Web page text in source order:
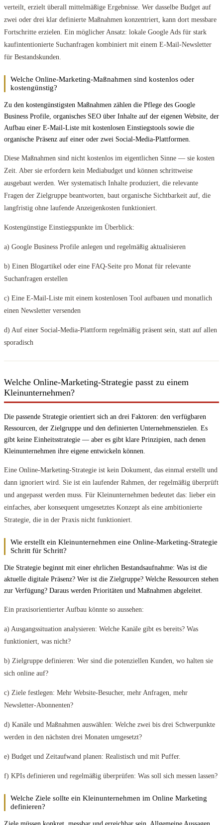
verteilt, erzielt überall mittelmäßige Ergebnisse. Wer dasselbe Budget auf
zwei oder drei klar definierte Maßnahmen konzentriert, kann dort messbare
Fortschritte erzielen. Ein möglicher Ansatz: lokale Google Ads für stark
kaufintentionierte Suchanfragen kombiniert mit einem E-Mail-Newsletter
für Bestandskunden.
Welche Online-Marketing-Maßnahmen sind kostenlos oder
kostengünstig?
Zu den kostengünstigsten Maßnahmen zählen die Pflege des Google
Business Profile, organisches SEO über Inhalte auf der eigenen Website, der
Aufbau einer E-Mail-Liste mit kostenlosen Einstiegstools sowie die
organische Präsenz auf einer oder zwei Social-Media-Plattformen.
Diese Maßnahmen sind nicht kostenlos im eigentlichen Sinne — sie kosten
Zeit. Aber sie erfordern kein Mediabudget und können schrittweise
ausgebaut werden. Wer systematisch Inhalte produziert, die relevante
Fragen der Zielgruppe beantworten, baut organische Sichtbarkeit auf, die
langfristig ohne laufende Anzeigenkosten funktioniert.
Kostengünstige Einstiegspunkte im Überblick:
a) Google Business Profile anlegen und regelmäßig aktualisieren
b) Einen Blogartikel oder eine FAQ-Seite pro Monat für relevante
Suchanfragen erstellen
c) Eine E-Mail-Liste mit einem kostenlosen Tool aufbauen und monatlich
einen Newsletter versenden
d) Auf einer Social-Media-Plattform regelmäßig präsent sein, statt auf allen
sporadisch
Welche Online-Marketing-Strategie passt zu einem
Kleinunternehmen?
Die passende Strategie orientiert sich an drei Faktoren: den verfügbaren
Ressourcen, der Zielgruppe und den definierten Unternehmenszielen. Es
gibt keine Einheitsstrategie — aber es gibt klare Prinzipien, nach denen
Kleinunternehmen ihre eigene entwickeln können.
Eine Online-Marketing-Strategie ist kein Dokument, das einmal erstellt und
dann ignoriert wird. Sie ist ein laufender Rahmen, der regelmäßig überprüft
und angepasst werden muss. Für Kleinunternehmen bedeutet das: lieber ein
einfaches, aber konsequent umgesetztes Konzept als eine ambitionierte
Strategie, die in der Praxis nicht funktioniert.
Wie erstellt ein Kleinunternehmen eine Online-Marketing-Strategie
Schritt für Schritt?
Die Strategie beginnt mit einer ehrlichen Bestandsaufnahme: Was ist die
aktuelle digitale Präsenz? Wer ist die Zielgruppe? Welche Ressourcen stehen
zur Verfügung? Daraus werden Prioritäten und Maßnahmen abgeleitet.
Ein praxisorientierter Aufbau könnte so aussehen:
a) Ausgangssituation analysieren: Welche Kanäle gibt es bereits? Was
funktioniert, was nicht?
b) Zielgruppe definieren: Wer sind die potenziellen Kunden, wo halten sie
sich online auf?
c) Ziele festlegen: Mehr Website-Besucher, mehr Anfragen, mehr
Newsletter-Abonnenten?
d) Kanäle und Maßnahmen auswählen: Welche zwei bis drei Schwerpunkte
werden in den nächsten drei Monaten umgesetzt?
e) Budget und Zeitaufwand planen: Realistisch und mit Puffer.
f) KPIs definieren und regelmäßig überprüfen: Was soll sich messen lassen?
Welche Ziele sollte ein Kleinunternehmen im Online Marketing
definieren?